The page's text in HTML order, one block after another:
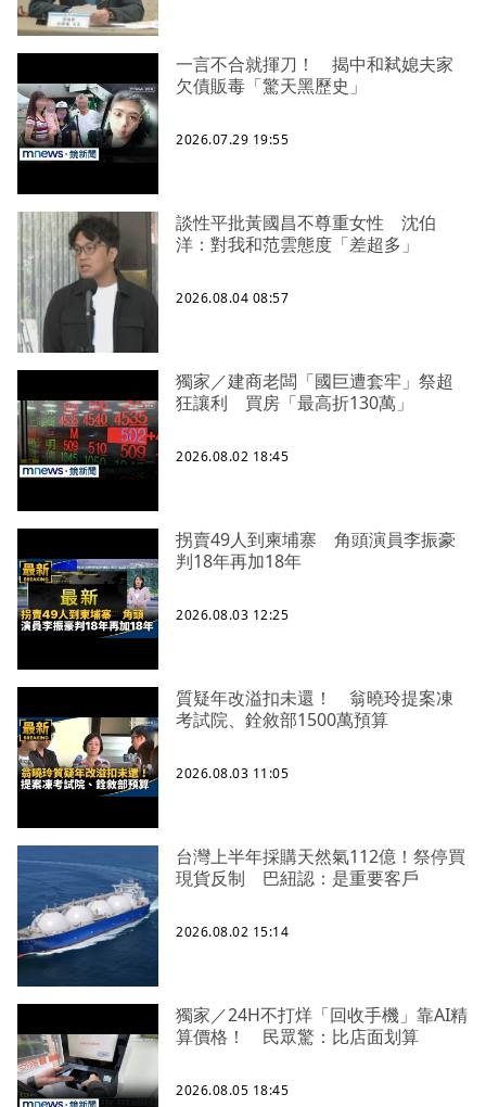
一言不合就揮刀！ 揭中和弒媳夫家
欠債販毒「驚天黑歷史」
2026.07.29 19:55
談性平批黃國昌不尊重女性 沈伯
洋：對我和范雲態度「差超多」
2026.08.04 08:57
獨家／建商老闆「國巨遭套牢」祭超
狂讓利 買房「最高折130萬」
2026.08.02 18:45
拐賣49人到柬埔寨 角頭演員李振豪
判18年再加18年
2026.08.03 12:25
質疑年改溢扣未還！ 翁曉玲提案凍
考試院、銓敘部1500萬預算
2026.08.03 11:05
台灣上半年採購天然氣112億！祭停買
現貨反制 巴紐認：是重要客戶
2026.08.02 15:14
獨家／24H不打烊「回收手機」靠AI精
算價格！ 民眾驚：比店面划算
2026.08.05 18:45